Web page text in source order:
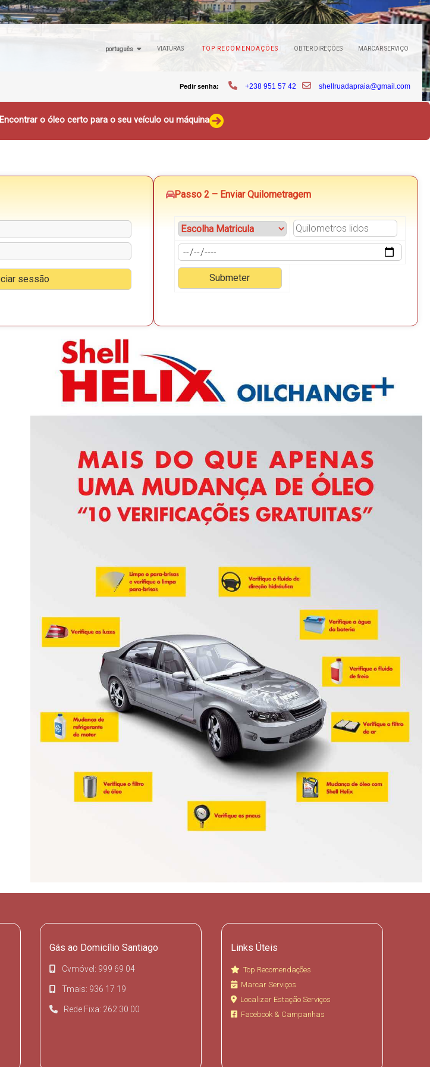
português VIATURAS TOP RECOMENDAÇÕES OBTER DIREÇÕES MARCAR SERVIÇO
Pedir senha: +238 951 57 42 shellruadapraia@gmail.com
Encontrar o óleo certo para o seu veículo ou máquina
Passo 2 – Enviar Quilometragem
Gás ao Domicílio Santiago
Cvmóvel: 999 69 04
Tmais: 936 17 19
Rede Fixa: 262 30 00
Links Úteis
Top Recomendações
Marcar Serviços
Localizar Estação Serviços
Facebook & Campanhas